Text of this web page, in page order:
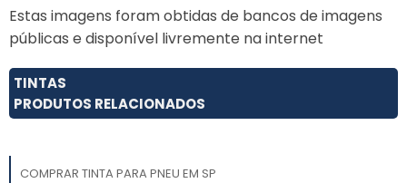
Estas imagens foram obtidas de bancos de imagens
públicas e disponível livremente na internet
TINTAS
PRODUTOS RELACIONADOS
COMPRAR TINTA PARA PNEU EM SP